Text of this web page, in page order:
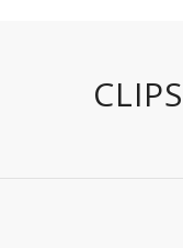
CLIPS